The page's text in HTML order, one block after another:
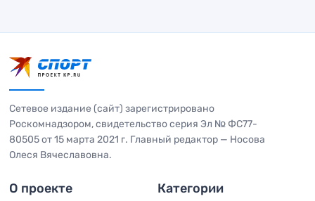
Сетевое издание (сайт) зарегистрировано
Роскомнадзором, свидетельство серия Эл № ФС77-
80505 от 15 марта 2021 г. Главный редактор — Носова
Олеся Вячеславовна.
О проекте Категории